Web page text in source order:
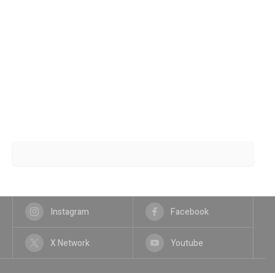
Instagram Facebook
X Network Youtube